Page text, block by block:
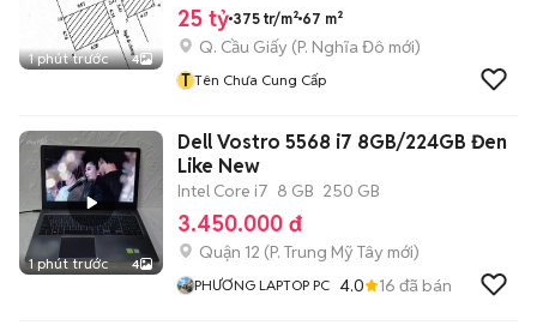
1 phút trước 4
25 tỷ 375 tr/m² 67 m²
Q. Cầu Giấy (P. Nghĩa Đô mới)
T Tên Chưa Cung Cấp
1 phút trước 4
Dell Vostro 5568 i7 8GB/224GB Đen
Like New
Intel Core i7 8 GB 250 GB
3.450.000 đ
Quận 12 (P. Trung Mỹ Tây mới)
PHƯƠNG LAPTOP PC 4.0 16 đã bán